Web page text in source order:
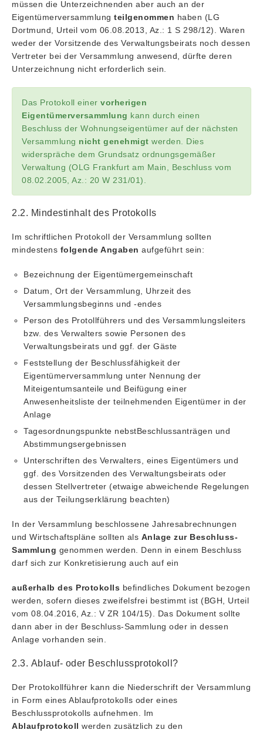
müssen die Unterzeichnenden aber auch an der
Eigentümerversammlung teilgenommen haben (LG
Dortmund, Urteil vom 06.08.2013, Az.: 1 S 298/12). Waren
weder der Vorsitzende des Verwaltungsbeirats noch dessen
Vertreter bei der Versammlung anwesend, dürfte deren
Unterzeichnung nicht erforderlich sein.
Das Protokoll einer vorherigen
Eigentümerversammlung kann durch einen
Beschluss der Wohnungseigentümer auf der nächsten
Versammlung nicht genehmigt werden. Dies
widerspräche dem Grundsatz ordnungsgemäßer
Verwaltung (OLG Frankfurt am Main, Beschluss vom
08.02.2005, Az.: 20 W 231/01).
2.2. Mindestinhalt des Protokolls
Im schriftlichen Protokoll der Versammlung sollten
mindestens folgende Angaben aufgeführt sein:
Bezeichnung der Eigentümergemeinschaft
Datum, Ort der Versammlung, Uhrzeit des
Versammlungsbeginns und -endes
Person des Protollführers und des Versammlungsleiters
bzw. des Verwalters sowie Personen des
Verwaltungsbeirats und ggf. der Gäste
Feststellung der Beschlussfähigkeit der
Eigentümerversammlung unter Nennung der
Miteigentumsanteile und Beifügung einer
Anwesenheitsliste der teilnehmenden Eigentümer in der
Anlage
Tagesordnungspunkte nebstBeschlussanträgen und
Abstimmungsergebnissen
Unterschriften des Verwalters, eines Eigentümers und
ggf. des Vorsitzenden des Verwaltungsbeirats oder
dessen Stellvertreter (etwaige abweichende Regelungen
aus der Teilungserklärung beachten)
In der Versammlung beschlossene Jahresabrechnungen
und Wirtschaftspläne sollten als Anlage zur Beschluss-
Sammlung genommen werden. Denn in einem Beschluss
darf sich zur Konkretisierung auch auf ein
außerhalb des Protokolls befindliches Dokument bezogen
werden, sofern dieses zweifelsfrei bestimmt ist (BGH, Urteil
vom 08.04.2016, Az.: V ZR 104/15). Das Dokument sollte
dann aber in der Beschluss-Sammlung oder in dessen
Anlage vorhanden sein.
2.3. Ablauf- oder Beschlussprotokoll?
Der Protokollführer kann die Niederschrift der Versammlung
in Form eines Ablaufprotokolls oder eines
Beschlussprotokolls aufnehmen. Im
Ablaufprotokoll werden zusätzlich zu den